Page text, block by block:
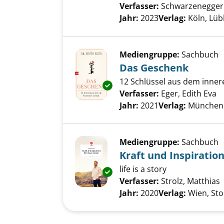
Verfasser:
Jahr: 2023Verlag: Köln,
Exemplar-Details von Das
Mediengruppe: Sachbuch
Das Geschenk
12 Schlüssel aus dem
Verfasser: Eger, Edith Eva
Jahr: 2021Verlag:
Exemplar-Details von Kraft
Mediengruppe: Sachbuch
Kraft und
life is a story
Verfasser: Strolz, Matthias
Jahr: 2020Verlag: Wien,